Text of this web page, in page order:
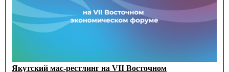
Якутский мас-рестлинг на VII Восточном